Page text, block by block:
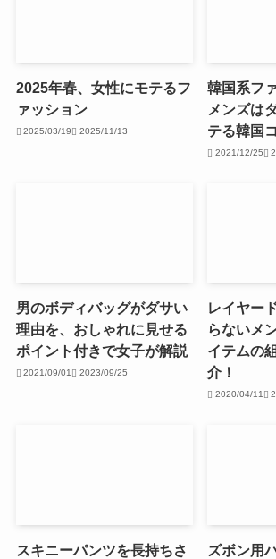
2025年春、女性にモテるフ
ァッション
2025/03/19 2025/11/13
韓国系フ
メンズは
テる韓国
2021/12/25
男のボディバッグがダサい
理由を、おしゃれに見せる
ポイント付きで女子が解説
2021/09/01 2023/09/25
レイヤー
らないメ
イテムの
介！
2020/04/11
スキニーパンツを長持ちさ
ズボン用